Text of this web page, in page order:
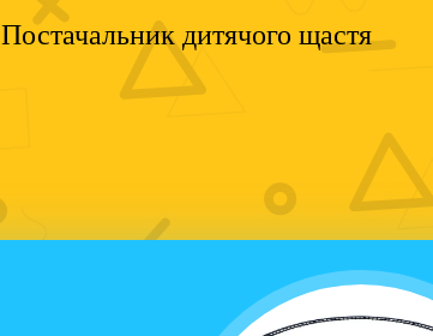
Постачальник дитячого щастя